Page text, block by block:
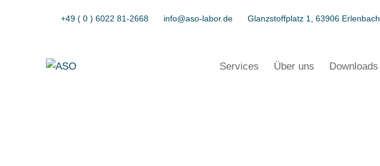
+49 ( 0 ) 6022 81-2668 info@aso-labor.de Glanzstoffplatz 1, 63906 Erlenbach
Services Über uns Downloads